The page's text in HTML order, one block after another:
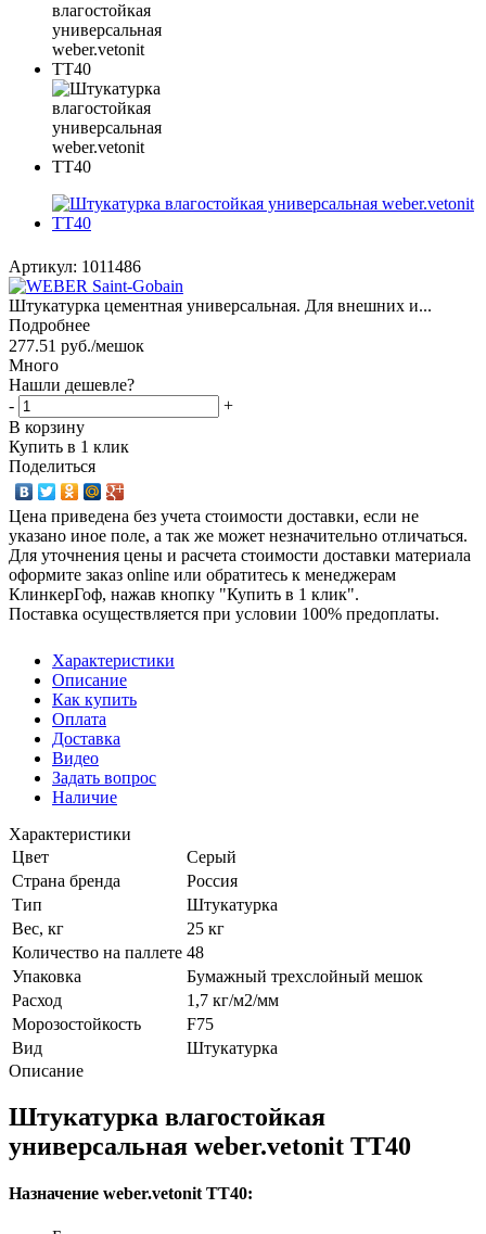
Артикул: 1011486
Штукатурка цементная универсальная. Для внешних и...
Подробнее
277.51 руб./мешок
Много
Нашли дешевле?
-
+
В корзину
Купить в 1 клик
Поделиться
Цена приведена без учета стоимости доставки, если не
указано иное поле, а так же может незначительно отличаться.
Для уточнения цены и расчета стоимости доставки материала
оформите заказ online или обратитесь к менеджерам
КлинкерГоф, нажав кнопку "Купить в 1 клик".
Поставка осуществляется при условии 100% предоплаты.
Характеристики
Описание
Как купить
Оплата
Доставка
Видео
Задать вопрос
Наличие
Характеристики
Цвет
Серый
Страна бренда
Россия
Тип
Штукатурка
Вес, кг
25 кг
Количество на паллете 48
Упаковка
Бумажный трехслойный мешок
Расход
1,7 кг/м2/мм
Морозостойкость
F75
Вид
Штукатурка
Описание
Штукатурка влагостойкая
универсальная weber.vetonit TT40
Назначение weber.vetonit TT40: